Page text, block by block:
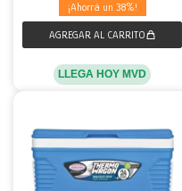
38
LLEGA HOY MVD